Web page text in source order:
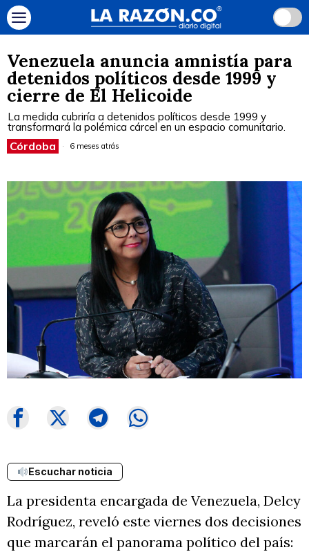
Venezuela anuncia amnistía para
detenidos políticos desde 1999 y
cierre de El Helicoide
La medida cubriría a detenidos políticos desde 1999 y
transformará la polémica cárcel en un espacio comunitario.
Córdoba 6 meses atrás
Escuchar noticia
La presidenta encargada de Venezuela, Delcy
Rodríguez, reveló este viernes dos decisiones
que marcarán el panorama político del país: